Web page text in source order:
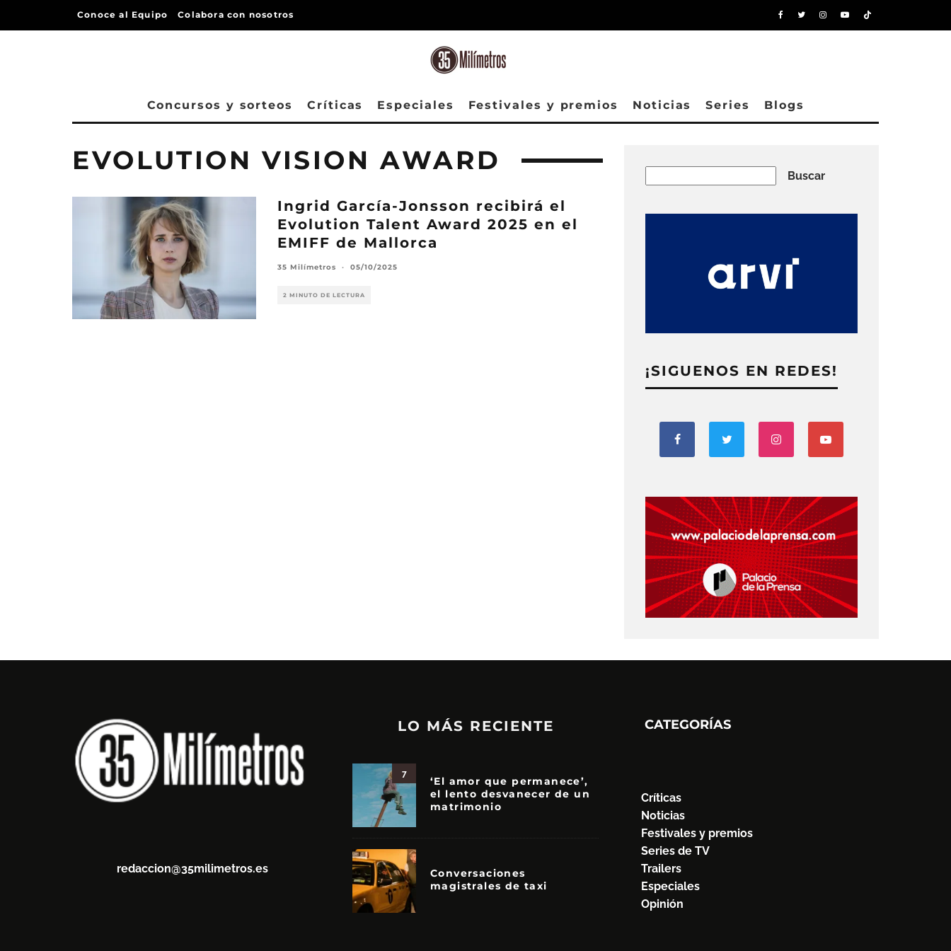
Conoce al Equipo Colabora con nosotros
Concursos y sorteos Críticas Especiales Festivales y premios Noticias Series Blogs
EVOLUTION VISION AWARD
Ingrid García-Jonsson recibirá el
Evolution Talent Award 2025 en el
EMIFF de Mallorca
35 Milímetros · 05/10/2025
2 MINUTO DE LECTURA
Buscar
¡SIGUENOS EN REDES!
redaccion@35milimetros.es
LO MÁS RECIENTE
7
‘El amor que permanece’,
el lento desvanecer de un
matrimonio
Conversaciones
magistrales de taxi
CATEGORÍAS
Críticas
Noticias
Festivales y premios
Series de TV
Trailers
Especiales
Opinión